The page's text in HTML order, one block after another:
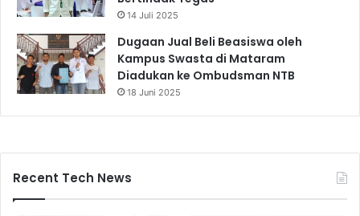
14 Juli 2025
Dugaan Jual Beli Beasiswa oleh
Kampus Swasta di Mataram
Diadukan ke Ombudsman NTB
18 Juni 2025
Recent Tech News